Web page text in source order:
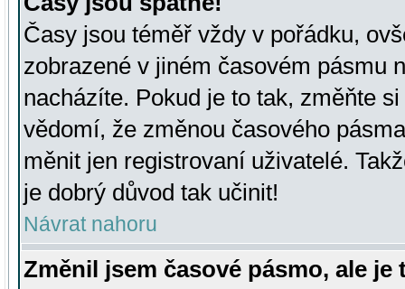
Časy jsou téměř vždy v pořádku,
zobrazené v jiném časovém pásmu
nacházíte. Pokud je to tak, změňte
vědomí, že změnou časového
měnit jen registrovaní uživatelé.
je dobrý důvod tak učinit!
Návrat nahoru
Změnil jsem časové pásmo, ale je